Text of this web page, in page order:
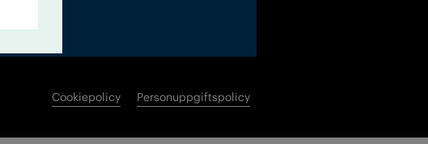
Cookiepolicy Personuppgiftspolicy